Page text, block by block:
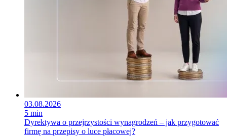
03.08.2026
5 min
Dyrektywa o przejrzystości wynagrodzeń – jak przygotować
firmę na przepisy o luce płacowej?